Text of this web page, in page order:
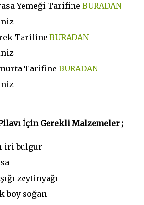
Yemeği Tarifine BURADAN
Tarifine BURADAN
Tarifine BURADAN
İçin Gerekli Malzemeler ;
iri bulgur
zeytinyağı
boy soğan